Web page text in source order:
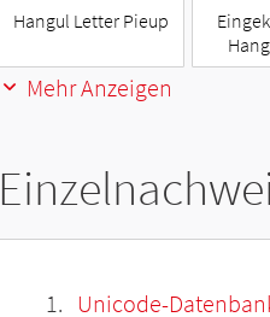
Hangul Letter Pieup
Mehr Anzeigen
Unicode-